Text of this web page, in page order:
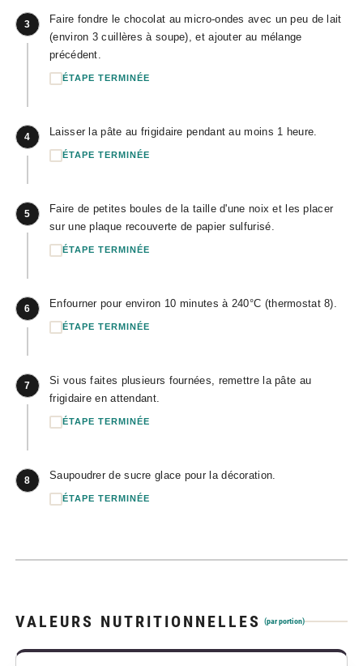
3
Faire fondre le chocolat au micro-ondes avec un peu de lait
(environ 3 cuillères à soupe), et ajouter au mélange
précédent.
ÉTAPE TERMINÉE
4 Laisser la pâte au frigidaire pendant au moins 1 heure.
ÉTAPE TERMINÉE
5
Faire de petites boules de la taille d'une noix et les placer
sur une plaque recouverte de papier sulfurisé.
ÉTAPE TERMINÉE
6 Enfourner pour environ 10 minutes à 240°C (thermostat 8).
ÉTAPE TERMINÉE
7
Si vous faites plusieurs fournées, remettre la pâte au
frigidaire en attendant.
ÉTAPE TERMINÉE
8 Saupoudrer de sucre glace pour la décoration.
ÉTAPE TERMINÉE
VALEURS NUTRITIONNELLES (par portion)